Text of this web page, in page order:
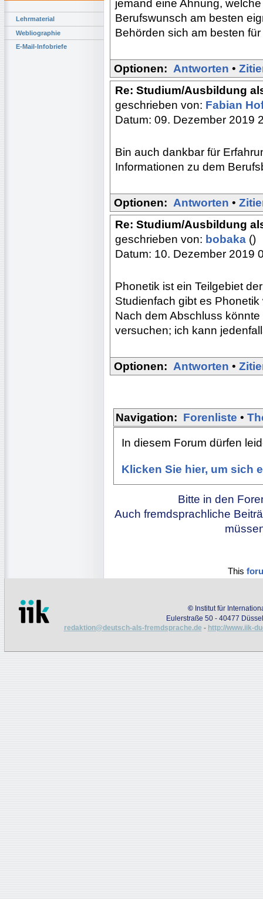
Lehrmaterial
Webliographie
E-Mail-Infobriefe
jemand eine Ahnung,
Berufswunsch am besten
Behörden sich am besten
Optionen: Antworten •
Re: Studium/Ausbildung
geschrieben von: Fabian
Datum: 09. Dezember 2019
Bin auch dankbar für
Informationen zu dem
Optionen: Antworten •
Re: Studium/Ausbildung
geschrieben von: bobaka ()
Datum: 10. Dezember 2019
Phonetik ist ein Teilgebiet
Studienfach gibt es Phonetik
Nach dem Abschluss
versuchen; ich kann
Optionen: Antworten •
Navigation: Forenliste •
In diesem Forum dürfen
Klicken Sie hier, um sich
Bitte in den
Auch fremdsprachliche
This
© Institut für
Eulerstraße 50 - 40477
redaktion@deutsch-als-fremdsprache.de - http://www.iik-